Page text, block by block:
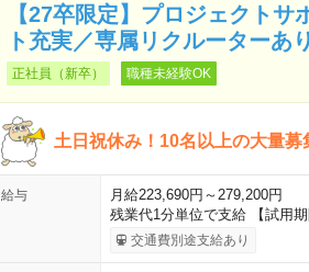
【27卒限定】プロジェクト
ト充実／専属リクルーターあり
正社員（新卒） 職種未経験OK
土日祝休み！10名以上の大量
給与
月給223,690円～279,200円
残業代1分単位で支給 【試用
交通費別途支給あり